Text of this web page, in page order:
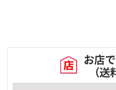
お店
（送